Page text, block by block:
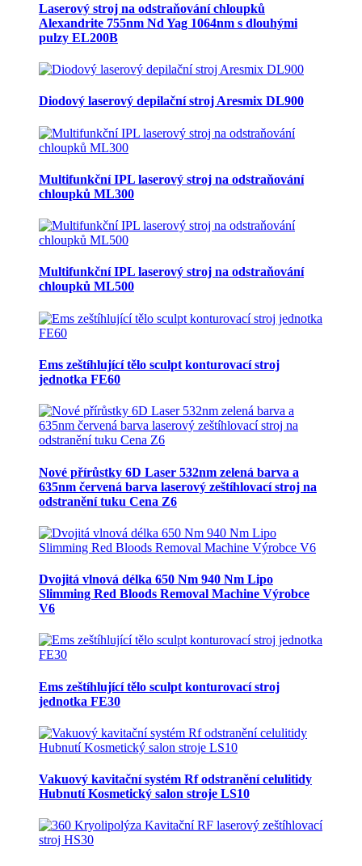
Laserový stroj na odstraňování chloupků
Alexandrite 755nm Nd Yag 1064nm s dlouhými
pulzy EL200B
Diodový laserový depilační stroj Aresmix DL900
Multifunkční IPL laserový stroj na odstraňování
chloupků ML300
Multifunkční IPL laserový stroj na odstraňování
chloupků ML500
Ems zeštíhlující tělo sculpt konturovací stroj
jednotka FE60
Nové přírůstky 6D Laser 532nm zelená barva a
635nm červená barva laserový zeštíhlovací stroj na
odstranění tuku Cena Z6
Dvojitá vlnová délka 650 Nm 940 Nm Lipo
Slimming Red Bloods Removal Machine Výrobce
V6
Ems zeštíhlující tělo sculpt konturovací stroj
jednotka FE30
Vakuový kavitační systém Rf odstranění celulitidy
Hubnutí Kosmetický salon stroje LS10